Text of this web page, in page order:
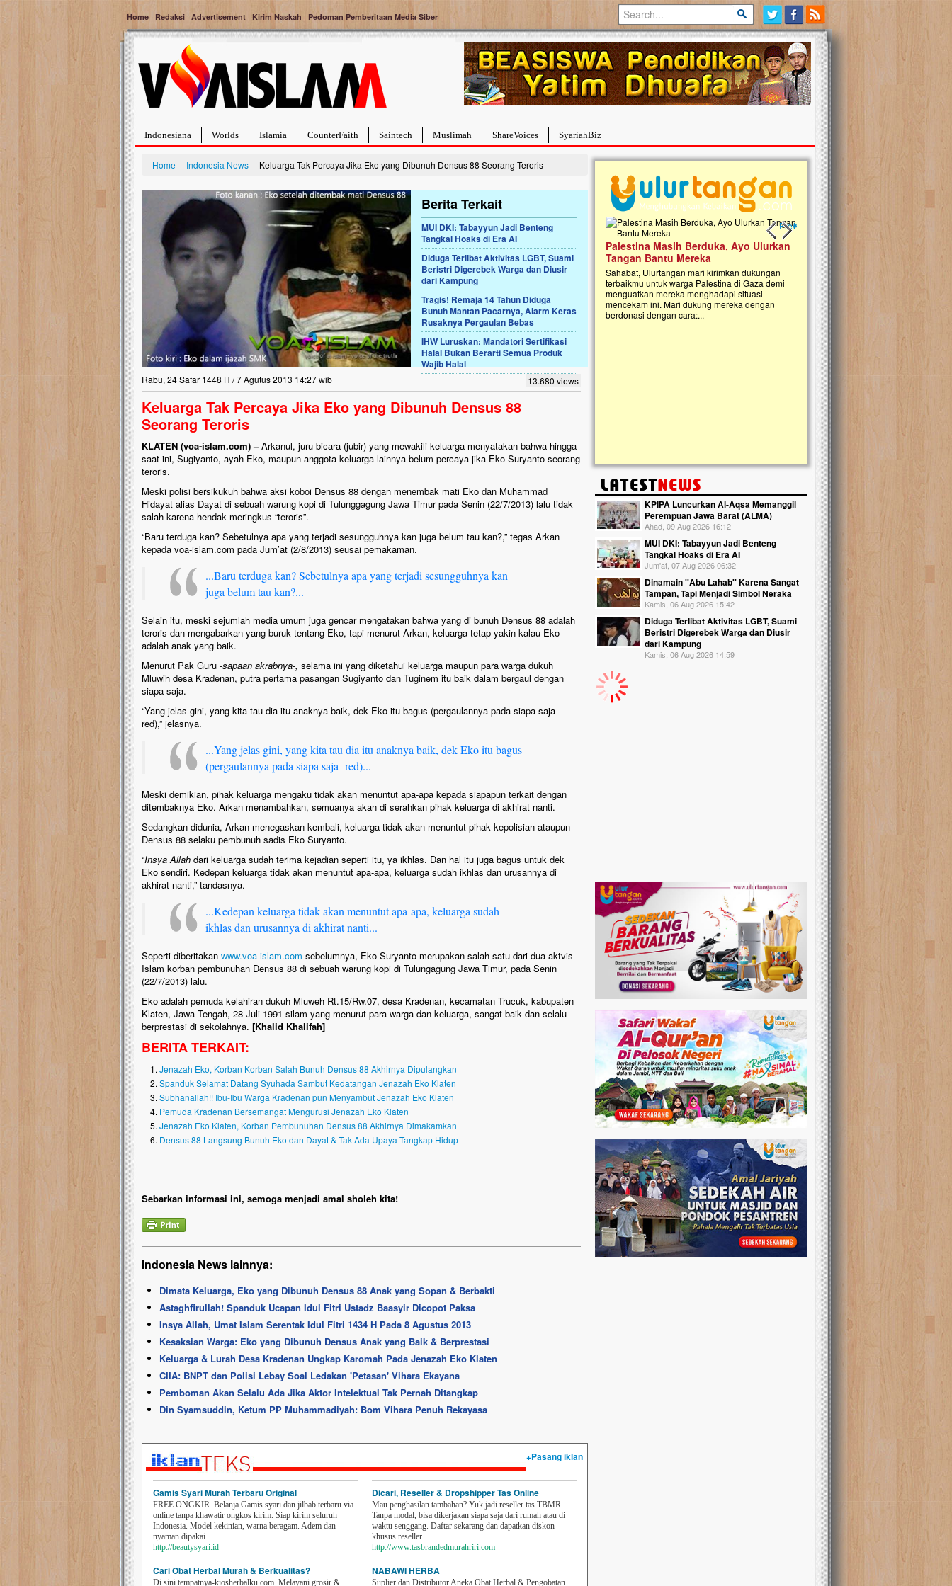
Home | Redaksi | Advertisement | Kirim Naskah | Pedoman Pemberitaan Media Siber
Indonesiana Worlds Islamia CounterFaith Saintech Muslimah ShareVoices SyariahBiz
Home | Indonesia News | Keluarga Tak Percaya Jika Eko yang Dibunuh Densus 88 Seorang Teroris
Berita Terkait
MUI DKI: Tabayyun Jadi Benteng
Tangkal Hoaks di Era AI
Diduga Terlibat Aktivitas LGBT, Suami
Beristri Digerebek Warga dan Diusir
dari Kampung
Tragis! Remaja 14 Tahun Diduga
Bunuh Mantan Pacarnya, Alarm Keras
Rusaknya Pergaulan Bebas
IHW Luruskan: Mandatori Sertifikasi
Halal Bukan Berarti Semua Produk
Wajib Halal
Rabu, 24 Safar 1448 H / 7 Agutus 2013 14:27 wib 13.680 views
Keluarga Tak Percaya Jika Eko yang Dibunuh Densus 88
Seorang Teroris
KLATEN (voa-islam.com) –Arkanul, juru bicara (jubir) yang mewakili keluarga menyatakan bahwa hingga
saat ini, Sugiyanto, ayah Eko, maupun anggota keluarga lainnya belum percaya jika Eko Suryanto seorang
teroris.
Meski polisi bersikukuh bahwa aksi koboi Densus 88 dengan menembak mati Eko dan Muhammad
Hidayat alias Dayat di sebuah warung kopi di Tulunggagung Jawa Timur pada Senin (22/7/2013) lalu tidak
salah karena hendak meringkus “teroris”.
“Baru terduga kan? Sebetulnya apa yang terjadi sesungguhnya kan juga belum tau kan?,” tegas Arkan
kepada voa-islam.com pada Jum’at (2/8/2013) seusai pemakaman.
...Baru terduga kan? Sebetulnya apa yang terjadi sesungguhnya kan
juga belum tau kan?...
Selain itu, meski sejumlah media umum juga gencar mengatakan bahwa yang di bunuh Densus 88 adalah
teroris dan mengabarkan yang buruk tentang Eko, tapi menurut Arkan, keluarga tetap yakin kalau Eko
adalah anak yang baik.
Menurut Pak Guru -sapaan akrabnya-, selama ini yang diketahui keluarga maupun para warga dukuh
Mluwih desa Kradenan, putra pertama pasangan Sugiyanto dan Tuginem itu baik dalam bergaul dengan
siapa saja.
“Yang jelas gini, yang kita tau dia itu anaknya baik, dek Eko itu bagus (pergaulannya pada siapa saja -
red),” jelasnya.
...Yang jelas gini, yang kita tau dia itu anaknya baik, dek Eko itu bagus
(pergaulannya pada siapa saja -red)...
Meski demikian, pihak keluarga mengaku tidak akan menuntut apa-apa kepada siapapun terkait dengan
ditembaknya Eko. Arkan menambahkan, semuanya akan di serahkan pihak keluarga di akhirat nanti.
Sedangkan didunia, Arkan menegaskan kembali, keluarga tidak akan menuntut pihak kepolisian ataupun
Densus 88 selaku pembunuh sadis Eko Suryanto.
“Insya Allah dari keluarga sudah terima kejadian seperti itu, ya ikhlas. Dan hal itu juga bagus untuk dek
Eko sendiri. Kedepan keluarga tidak akan menuntut apa-apa, keluarga sudah ikhlas dan urusannya di
akhirat nanti,” tandasnya.
...Kedepan keluarga tidak akan menuntut apa-apa, keluarga sudah
ikhlas dan urusannya di akhirat nanti...
Seperti diberitakan www.voa-islam.com sebelumnya, Eko Suryanto merupakan salah satu dari dua aktvis
Islam korban pembunuhan Densus 88 di sebuah warung kopi di Tulungagung Jawa Timur, pada Senin
(22/7/2013) lalu.
Eko adalah pemuda kelahiran dukuh Mluweh Rt.15/Rw.07, desa Kradenan, kecamatan Trucuk, kabupaten
Klaten, Jawa Tengah, 28 Juli 1991 silam yang menurut para warga dan keluarga, sangat baik dan selalu
berprestasi di sekolahnya. [Khalid Khalifah]
BERITA TERKAIT:
Jenazah Eko, Korban Korban Salah Bunuh Densus 88 Akhirnya Dipulangkan
Spanduk Selamat Datang Syuhada Sambut Kedatangan Jenazah Eko Klaten
Subhanallah!! Ibu-Ibu Warga Kradenan pun Menyambut Jenazah Eko Klaten
Pemuda Kradenan Bersemangat Mengurusi Jenazah Eko Klaten
Jenazah Eko Klaten, Korban Pembunuhan Densus 88 Akhirnya Dimakamkan
Densus 88 Langsung Bunuh Eko dan Dayat & Tak Ada Upaya Tangkap Hidup
Sebarkan informasi ini, semoga menjadi amal sholeh kita!
Indonesia News lainnya:
Dimata Keluarga, Eko yang Dibunuh Densus 88 Anak yang Sopan & Berbakti
Astaghfirullah! Spanduk Ucapan Idul Fitri Ustadz Baasyir Dicopot Paksa
Insya Allah, Umat Islam Serentak Idul Fitri 1434 H Pada 8 Agustus 2013
Kesaksian Warga: Eko yang Dibunuh Densus Anak yang Baik & Berprestasi
Keluarga & Lurah Desa Kradenan Ungkap Karomah Pada Jenazah Eko Klaten
CIIA: BNPT dan Polisi Lebay Soal Ledakan 'Petasan' Vihara Ekayana
Pemboman Akan Selalu Ada Jika Aktor Intelektual Tak Pernah Ditangkap
Din Syamsuddin, Ketum PP Muhammadiyah: Bom Vihara Penuh Rekayasa
+Pasang iklan
Gamis Syari Murah Terbaru Original
FREE ONGKIR. Belanja Gamis syari dan jilbab terbaru via
online tanpa khawatir ongkos kirim. Siap kirim seluruh
Indonesia. Model kekinian, warna beragam. Adem dan
nyaman dipakai.
http://beautysyari.id
Cari Obat Herbal Murah & Berkualitas?
Di sini tempatnya-kiosherbalku.com. Melayani grosir &
Dicari, Reseller & Dropshipper Tas Online
Mau penghasilan tambahan? Yuk jadi reseller tas TBMR.
Tanpa modal, bisa dikerjakan siapa saja dari rumah atau di
waktu senggang. Daftar sekarang dan dapatkan diskon
khusus reseller
http://www.tasbrandedmurahriri.com
NABAWI HERBA
Suplier dan Distributor Aneka Obat Herbal & Pengobatan
Previous slide
Next slide
Bantu Naura, Balita Hebat Sembuh Dari
Tumor Pembuluh Darah
Hidup Naura Salsabila dipenuhi dengan
rintangan yang sangat berat. Meskipun baru
berusia sepuluh bulan, bayi yang imut ini harus
menghadapi penyakit yang dahsyat, yaitu tumor
pembuluh darah berukuran...
Lima Tahun Mangkrak, Masjid di
Pelosok ini Mengenaskan. Ayo Bantu.!!
Nasib masjid di Kampung Cilumbu ini sungguh
mengenaskan. Lima tahun mangkrak, kini nyaris
berlumut, dan menghitam terpapar panas dan
Palestina Masih Berduka, Ayo Ulurkan
Tangan Bantu Mereka
Sahabat, Ulurtangan mari kirimkan dukungan
terbaikmu untuk warga Palestina di Gaza demi
menguatkan mereka menghadapi situasi
mencekam ini. Mari dukung mereka dengan
berdonasi dengan cara:...
Open Donasi Wakaf
Rumah Qur'an & TK Islam
Najjah di Jonggol
Saat ini, Ulurtangan bersama Yayasan
Najjahtul Islam Jonggol sedang merintis
pembangunan Rumah Qur’an dan
kanak Islam Terpadu (TKIT) An Najjah
Gedung Majelis Taklim di Jonggol,...
KPIPA Luncurkan Al-Aqsa Memanggil
Perempuan Jawa Barat (ALMA)
Ahad, 09 Aug 2026 16:12
MUI DKI: Tabayyun Jadi Benteng
Tangkal Hoaks di Era AI
Jum'at, 07 Aug 2026 06:32
Dinamain ''Abu Lahab'' Karena Sangat
Tampan, Tapi Menjadi Simbol Neraka
Kamis, 06 Aug 2026 15:42
Diduga Terlibat Aktivitas LGBT, Suami
Beristri Digerebek Warga dan Diusir
dari Kampung
Kamis, 06 Aug 2026 14:59